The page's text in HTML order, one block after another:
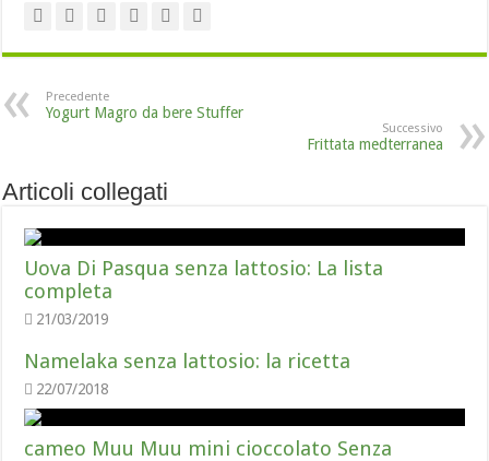
Precedente
Yogurt Magro da bere Stuffer
Successivo
Frittata medterranea
Articoli collegati
Uova Di Pasqua senza lattosio: La lista
completa
21/03/2019
Namelaka senza lattosio: la ricetta
22/07/2018
cameo Muu Muu mini cioccolato Senza